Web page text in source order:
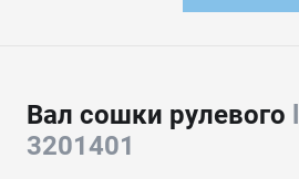
Вал сошки рулевого
3201401